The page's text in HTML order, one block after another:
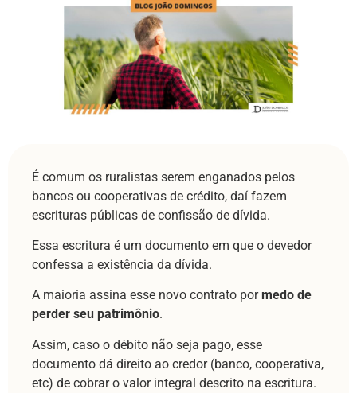
É comum os ruralistas serem enganados pelos
bancos ou cooperativas de crédito, daí fazem
escrituras públicas de confissão de dívida.
Essa escritura é um documento em que o devedor
confessa a existência da dívida.
A maioria assina esse novo contrato pormedo de
perder seu patrimônio.
Assim, caso o débito não seja pago, esse
documento dá direito ao credor (banco, cooperativa,
etc) de cobrar o valor integral descrito na escritura.